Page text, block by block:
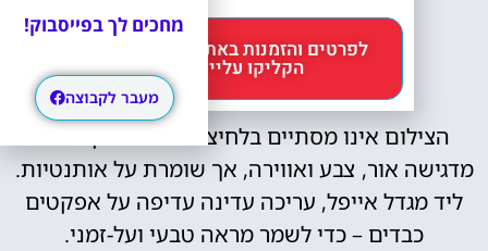
עריכה והמשכיות הסיפור
הצילום אינו מסתיים בלחיצה. עריכה מקצועית
מדגישה אור, צבע ואווירה, אך שומרת על אותנטיות.
ליד מגדל אייפל, עריכה עדינה עדיפה על אפקטים
כבדים – כדי לשמר מראה טבעי ועל-זמני.
הקליקו עליי 😊
מחכים לך בפייסבוק!
מעבר לקבוצה